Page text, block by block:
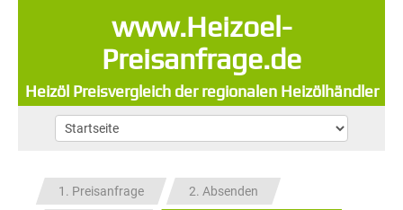
www.Heizoel-
Preisanfrage.de
Heizöl Preisvergleich der regionalen Heizölhändler
1. Preisanfrage 2. Absenden